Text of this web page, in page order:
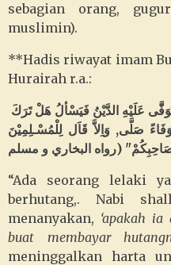
sebagian orang,
muslimin).
**Hadis riwayat imam
Hurairah r.a.:
عَلَيْهِ الدَّيْنُ فَيَسْألُ هَلْ تَرَكَ
صَلَّى, وَاِلاَّ قَاَل لِلْمُسْـلِمِيْنَ
“Ada seorang lelaki
berhutang,. Nabi
menanyakan, ‘apakah
buat membayar
meninggalkan harta